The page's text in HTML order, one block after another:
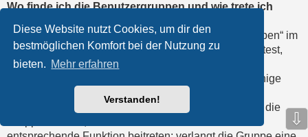
Diese Website nutzt Cookies, um dir den
bestmöglichen Komfort bei der Nutzung zu
bieten. Mehr erfahren
Verstanden!
Wo finde ich die Benutzergruppen und wie trete ich
Du findest die Benutzergruppen unter „Benutzergruppen“ im
persönlichen Bereich. Wenn du einer beitreten möchtest,
kannst du dies mit der entsprechenden Schaltfläche
machen. Nicht alle Gruppen sind allgemein offen. Einige
geschlossen sein und weitere sogar versteckt. Wenn die
⇩